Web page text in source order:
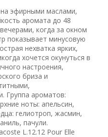
эфирными маслами,
аромата до 48
когда за окном
показывает минусовую
нехватка ярких,
хочется окунуться в
настроения,
бриза и
Группа ароматов:
ноты: апельсин,
гелиотроп, жасмин,
пачули.
L.12.12 Pour Elle